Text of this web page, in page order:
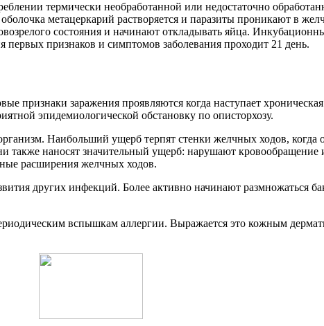
термически необработанной или недостаточно
метацеркарий растворяется и паразиты проникают в
состояния и начинают откладывать яйца.
признаков и симптомов заболевания проходит 21 день.
заражения проявляются когда наступает
эпидемиологической обстановку по описторхозу.
Наибольший ущерб терпят стенки желчных ходов, когда
наносят значительный ущерб: нарушают кровообращение
расширения желчных ходов.
других инфекций. Более активно начинают размножаться
вспышкам аллергии. Выражается это кожным